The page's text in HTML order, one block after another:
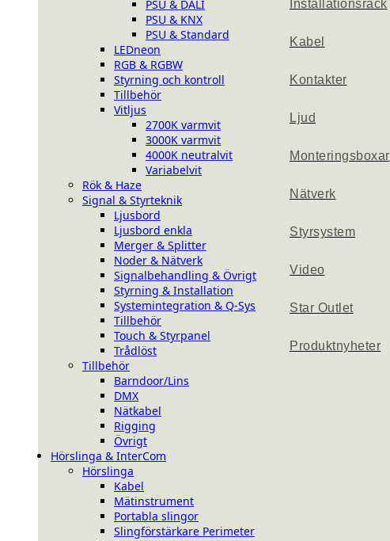
PSU & DALI
PSU & KNX
PSU & Standard
LEDneon
RGB & RGBW
Styrning och kontroll
Tillbehör
Vitljus
2700K varmvit
3000K varmvit
4000K neutralvit
Variabelvit
Rök & Haze
Signal & Styrteknik
Ljusbord
Ljusbord enkla
Merger & Splitter
Noder & Nätverk
Signalbehandling & Övrigt
Styrning & Installation
Systemintegration & Q-Sys
Tillbehör
Touch & Styrpanel
Trådlöst
Tillbehör
Barndoor/Lins
DMX
Nätkabel
Rigging
Övrigt
Hörslinga & InterCom
Hörslinga
Kabel
Mätinstrument
Portabla slingor
Slingförstärkare Perimeter
Installationsrack
Kabel
Kontakter
Ljud
Monteringsboxar
Nätverk
Styrsystem
Video
Star Outlet
Produktnyheter